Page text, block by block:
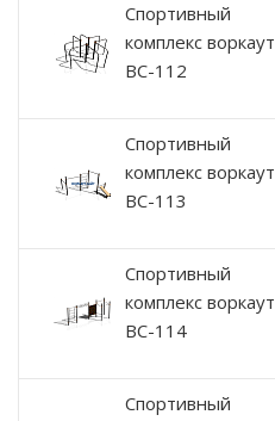
Спортивный
комплекс воркаут
ВС-112
Спортивный
комплекс воркаут
ВС-113
Спортивный
комплекс воркаут
ВС-114
Спортивный